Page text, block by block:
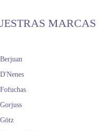
MARCAS
Berjuan
D'Nenes
Fofuchas
Gorjuss
Götz